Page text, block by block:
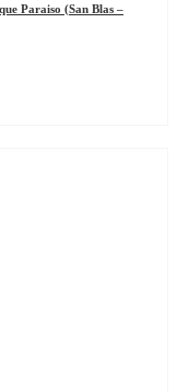
Paraiso (San Blas –